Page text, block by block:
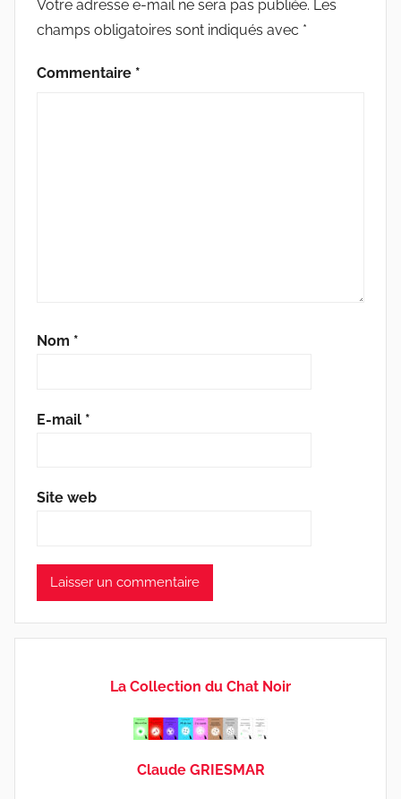
R
Votre adresse e-mail ne sera pas publiée. Les
champs obligatoires sont indiqués avec *
Commentaire *
Nom *
E-mail *
Site web
La Collection du Chat Noir
Claude GRIESMAR